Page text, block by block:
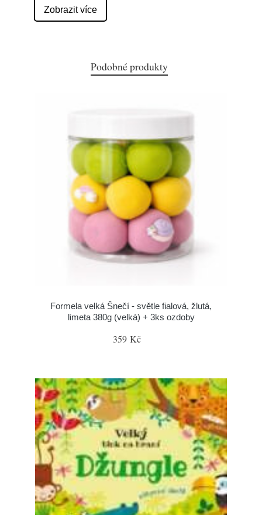
Zobrazit více
Podobné produkty
Formela velká Šnečí - světle fialová, žlutá,
limeta 380g (velká) + 3ks ozdoby
359 Kč